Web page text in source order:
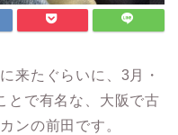
来たぐらいに、3月・
とで有名な、大阪で古
ンの前田です。